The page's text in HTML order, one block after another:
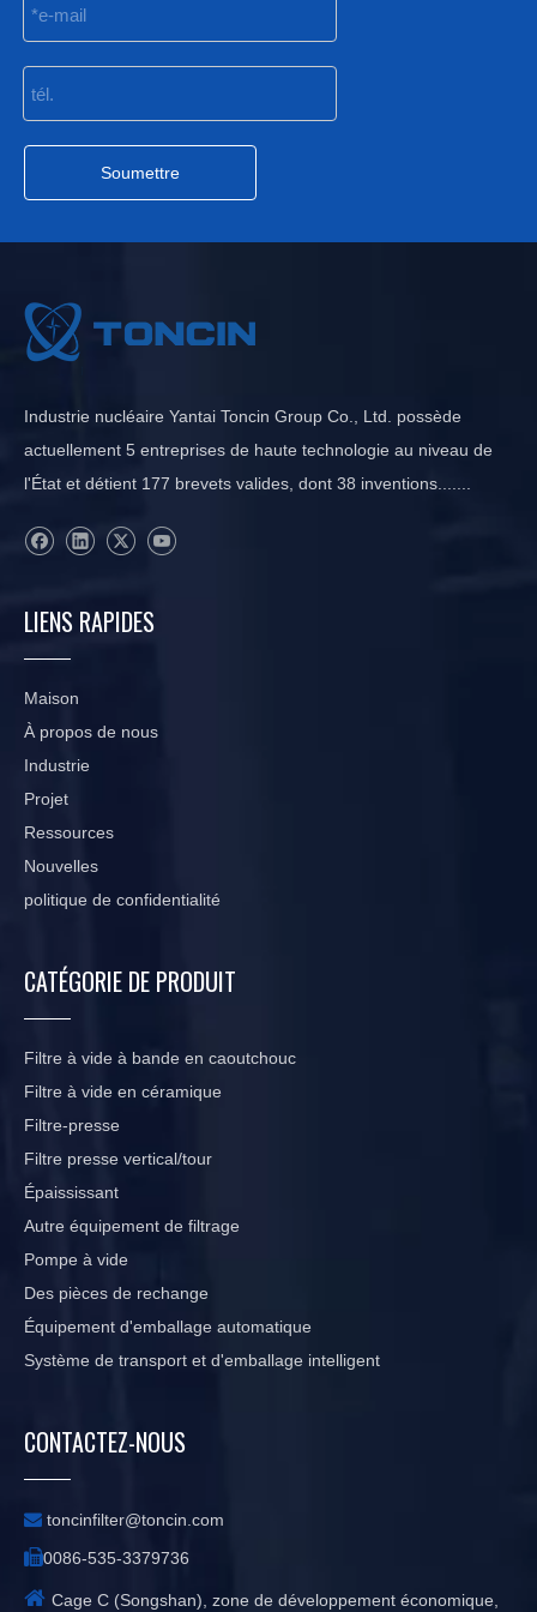
Soumettre
Industrie nucléaire Yantai Toncin Group Co., Ltd. possède
actuellement 5 entreprises de haute technologie au niveau de
l'État et détient 177 brevets valides, dont 38 inventions.......
LIENS RAPIDES
Maison
À propos de nous
Industrie
Projet
Ressources
Nouvelles
politique de confidentialité
CATÉGORIE DE PRODUIT
Filtre à vide à bande en caoutchouc
Filtre à vide en céramique
Filtre-presse
Filtre presse vertical/tour
Épaississant
Autre équipement de filtrage
Pompe à vide
Des pièces de rechange
Équipement d'emballage automatique
Système de transport et d'emballage intelligent
CONTACTEZ-NOUS
 toncinfilter@toncin.com
0086-535-3379736
 Cage C (Songshan), zone de développement économique,